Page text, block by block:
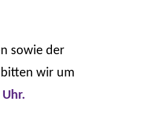
sowie der
wir um